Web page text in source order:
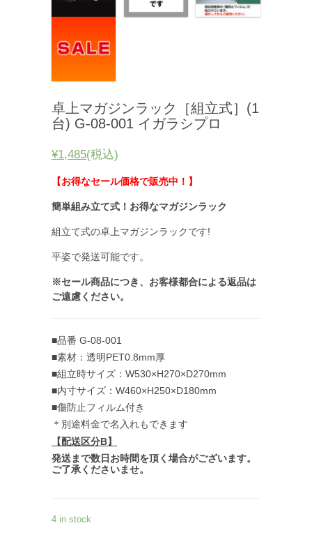
卓上マガジンラック［組立式］(1
台) G-08-001 イガラシプロ
¥1,485(税込)
【お得なセール価格で販売中！】
簡単組み立て式！お得なマガジンラック
組立て式の卓上マガジンラックです!
平姿で発送可能です。
※セール商品につき、お客様都合による返品は
ご遠慮ください。
■品番 G-08-001
■素材：透明PET0.8mm厚
■組立時サイズ：W530×H270×D270mm
■内寸サイズ：W460×H250×D180mm
■傷防止フィルム付き
＊別途料金で名入れもできます
【配送区分B】
発送まで数日お時間を頂く場合がございます。
ご了承くださいませ。
4 in stock